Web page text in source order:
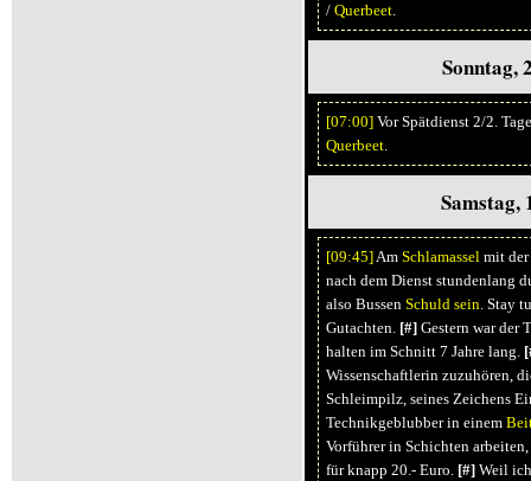
/ Querbeet.
Sonntag,
[07:00]Vor Spätdienst 2/2.
Querbeet.
Samstag,
[09:45]Am Schlamasselmit der
nach dem Dienst stundenlang
also Bussen Schuld sein. Stay
Gutachten. [#]Gestern war der
halten im Schnitt 7 Jahre lang.
Wissenschaftlerin zuzuhören,
Schleimpilz, seines Zeichens
Technikgeblubber in einem
Vorführer in Schichten
für knapp 20.- Euro. [#]Weil